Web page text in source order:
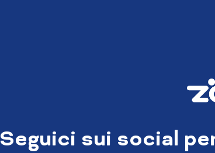
Seguici sui social